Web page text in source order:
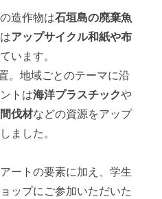
造作物は石垣島の廃棄魚
アップサイクル和紙や布
います。
。地域ごとのテーマに沿
トは海洋プラスチックや
間伐材などの資源をアップ
ました。
ートの要素に加え、学生
ップにご参加いただいた